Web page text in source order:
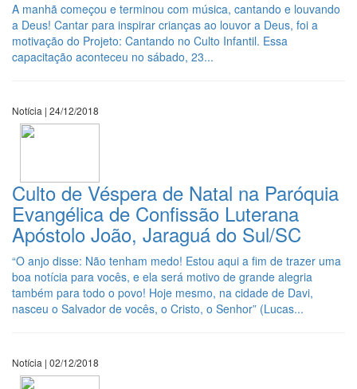
A manhã começou e terminou com música, cantando e louvando
a Deus! Cantar para inspirar crianças ao louvor a Deus, foi a
motivação do Projeto: Cantando no Culto Infantil. Essa
capacitação aconteceu no sábado, 23...
Notícia | 24/12/2018
Culto de Véspera de Natal na Paróquia
Evangélica de Confissão Luterana
Apóstolo João, Jaraguá do Sul/SC
“O anjo disse: Não tenham medo! Estou aqui a fim de trazer uma
boa notícia para vocês, e ela será motivo de grande alegria
também para todo o povo! Hoje mesmo, na cidade de Davi,
nasceu o Salvador de vocês, o Cristo, o Senhor” (Lucas...
Notícia | 02/12/2018